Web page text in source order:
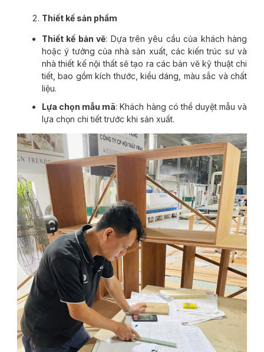
Thiết kế sản phẩm
Thiết kế bản vẽ: Dựa trên yêu cầu của khách hàng
hoặc ý tưởng của nhà sản xuất, các kiến trúc sư và
nhà thiết kế nội thất sẽ tạo ra các bản vẽ kỹ thuật chi
tiết, bao gồm kích thước, kiểu dáng, màu sắc và chất
liệu.
Lựa chọn mẫu mã: Khách hàng có thể duyệt mẫu và
lựa chọn chi tiết trước khi sản xuất.